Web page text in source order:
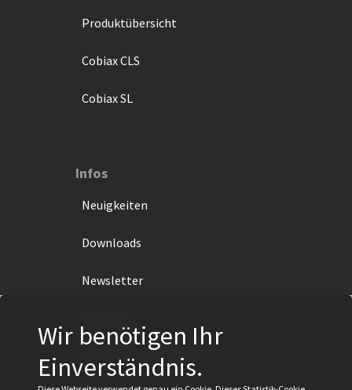
Produktübersicht
Cobiax CLS
Cobiax SL
Infos
Neuigkeiten
Downloads
Newsletter
Datenschutzerklärung
Wir benötigen Ihr
Einverständnis.